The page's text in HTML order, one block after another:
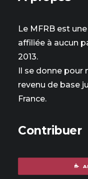
Le MFRB est
affiliée à aucun
2013.
Il se donne pour
revenu de base
France.
Contribuer